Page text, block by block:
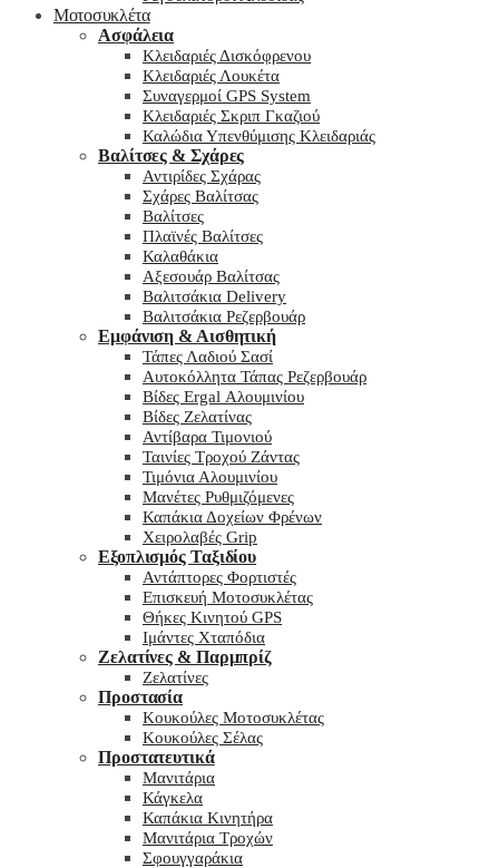
Μοτοσυκλέτα
Ασφάλεια
Κλειδαριές Δισκόφρενου
Κλειδαριές Λουκέτα
Συναγερμοί GPS System
Κλειδαριές Σκριπ Γκαζιού
Καλώδια Υπενθύμισης Κλειδαριάς
Βαλίτσες & Σχάρες
Αντιρίδες Σχάρας
Σχάρες Βαλίτσας
Βαλίτσες
Πλαϊνές Βαλίτσες
Καλαθάκια
Αξεσουάρ Βαλίτσας
Βαλιτσάκια Delivery
Βαλιτσάκια Ρεζερβουάρ
Εμφάνιση & Αισθητική
Τάπες Λαδιού Σασί
Αυτοκόλλητα Τάπας Ρεζερβουάρ
Βίδες Ergal Αλουμινίου
Βίδες Ζελατίνας
Αντίβαρα Τιμονιού
Ταινίες Τροχού Ζάντας
Τιμόνια Αλουμινίου
Μανέτες Ρυθμιζόμενες
Καπάκια Δοχείων Φρένων
Χειρολαβές Grip
Εξοπλισμός Ταξιδίου
Αντάπτορες Φορτιστές
Επισκευή Μοτοσυκλέτας
Θήκες Κινητού GPS
Ιμάντες Χταπόδια
Ζελατίνες & Παρμπρίζ
Ζελατίνες
Προστασία
Κουκούλες Μοτοσυκλέτας
Κουκούλες Σέλας
Προστατευτικά
Μανιτάρια
Κάγκελα
Καπάκια Κινητήρα
Μανιτάρια Τροχών
Σφουγγαράκια